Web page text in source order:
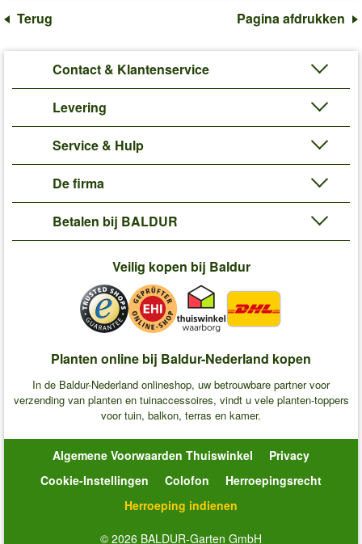
Terug Pagina afdrukken
Contact & Klantenservice
Levering
Service & Hulp
De firma
Betalen bij BALDUR
Veilig kopen bij Baldur
Planten online bij Baldur-Nederland kopen
In de Baldur-Nederland onlineshop, uw betrouwbare partner voor
verzending van planten en tuinaccessoires, vindt u vele planten-toppers
voor tuin, balkon, terras en kamer.
Algemene Voorwaarden Thuiswinkel
Privacy
Cookie-Instellingen
Colofon
Herroepingsrecht
Herroeping indienen
© 2026 BALDUR-Garten GmbH